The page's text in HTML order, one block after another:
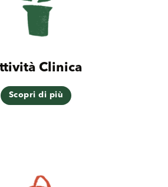
Clinica
Scopri di più